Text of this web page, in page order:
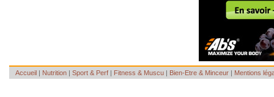
Accueil | Nutrition | Sport & Perf | Fitness & Muscu | Bien-Etre & Minceur | Mentions